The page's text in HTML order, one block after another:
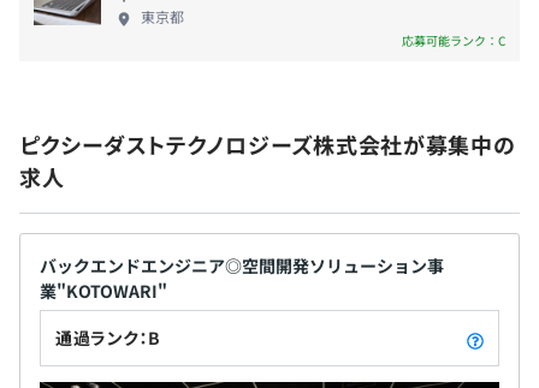
東京都
応募可能ランク：C
ピクシーダストテクノロジーズ株式会社が募集中の
求人
バックエンドエンジニア◎空間開発ソリューション事
業"KOTOWARI"
通過ランク：B